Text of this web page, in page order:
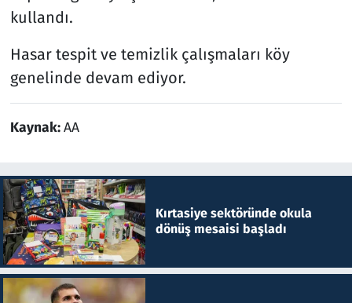
kullandı.
Hasar tespit ve temizlik çalışmaları köy
genelinde devam ediyor.
Kaynak:AA
Kırtasiye sektöründe okula
dönüş mesaisi başladı